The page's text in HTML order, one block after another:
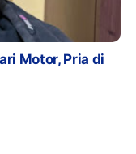
Motor, Pria di